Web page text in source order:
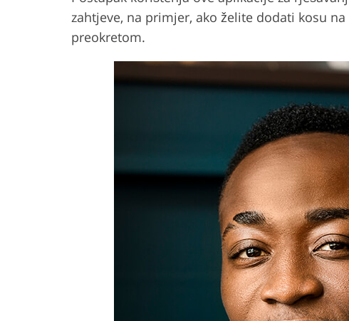
zahtjeve, na primjer, ako želite dodati kosu
preokretom.